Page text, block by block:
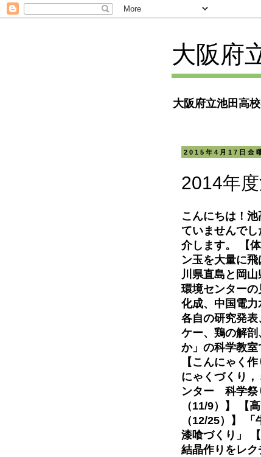
大阪府
大阪府立池田高
2015年4月17日金
2014年
こんにちは！
ていませんで
介します。 【
ン玉を大量に
川県直島と岡
環境センター
化成、中国電力
各自の研究発
ケー、鶏の解
か」の科学教室
【こんにゃく
にゃくづくり
ンター 科学祭
（11/9）】 【
（12/25）】
漆喰づくり」
結晶作りをレ